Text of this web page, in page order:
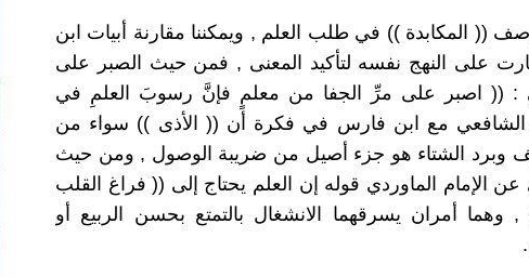
(( المكابدة )) في طلب العلم , ويمكننا مقارنة أبيات ابن
على النهج نفسه لتأكيد المعنى , فمن حيث الصبر على
: (( اصبر على مرِّ الجفا من معلمٍ فإنَّ رسوبَ العلمِ في
الشافعي مع ابن فارس في فكرة أن (( الأذى )) سواء من
وبرد الشتاء هو جزء أصيل من ضريبة الوصول , ومن حيث
الإمام الماوردي قوله إن العلم يحتاج إلى (( فراغ القلب
أمران يسرقهما الانشغال بالتمتع بحسن الربيع أو